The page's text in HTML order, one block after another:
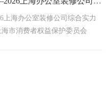
海办公室装修公司综合实力
市消费者权益保护委员会